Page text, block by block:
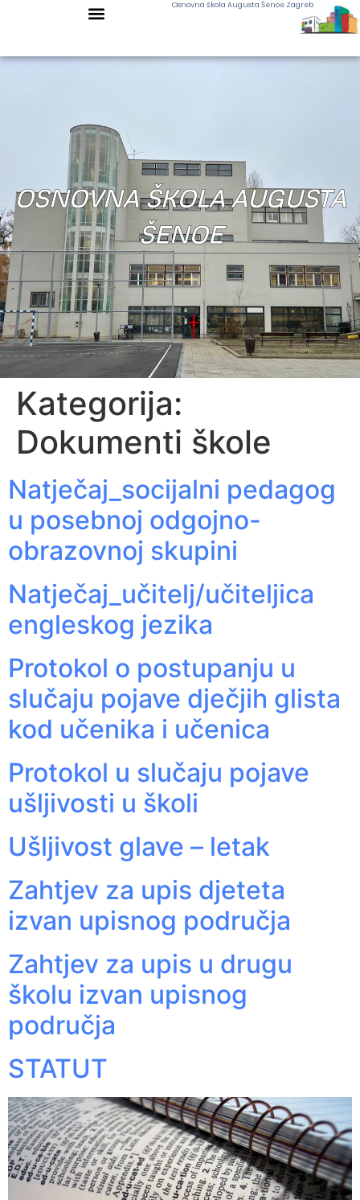
Osnovna škola Augusta Šenoe Zagreb
OSNOVNA ŠKOLA AUGUSTA
ŠENOE
Kategorija:
Dokumenti škole
Natječaj_socijalni pedagog
u posebnoj odgojno-
obrazovnoj skupini
Natječaj_učitelj/učiteljica
engleskog jezika
Protokol o postupanju u
slučaju pojave dječjih glista
kod učenika i učenica
Protokol u slučaju pojave
ušljivosti u školi
Ušljivost glave – letak
Zahtjev za upis djeteta
izvan upisnog područja
Zahtjev za upis u drugu
školu izvan upisnog
područja
STATUT